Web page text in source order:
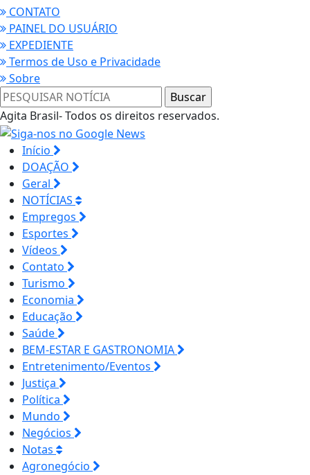
CONTATO
PAINEL DO USUÁRIO
EXPEDIENTE
Termos de Uso e Privacidade
Sobre
Agita Brasil- Todos os direitos reservados.
Início
DOAÇÃO
Geral
NOTÍCIAS
Empregos
Esportes
Vídeos
Contato
Turismo
Economia
Educação
Saúde
BEM-ESTAR E GASTRONOMIA
Entretenimento/Eventos
Justiça
Política
Mundo
Negócios
Notas
Agronegócio